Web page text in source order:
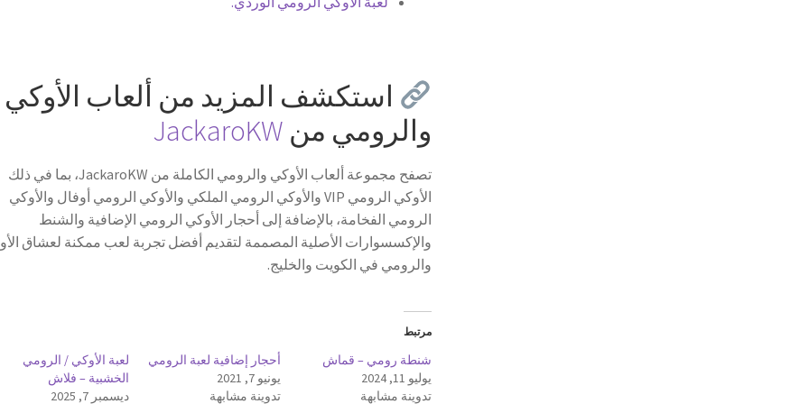
استكشف المزيد من ألعاب الأوكي
والرومي من JackaroKW
تصفح مجموعة ألعاب الأوكي والرومي الكاملة من JackaroKW، بما في ذلك
الأوكي الرومي VIP والأوكي الرومي الملكي والأوكي الرومي أوفال والأوكي
الرومي الفخامة، بالإضافة إلى أحجار الأوكي الرومي الإضافية والشنط
والإكسسوارات الأصلية المصممة لتقديم أفضل تجربة لعب ممكنة لعشاق
والرومي في الكويت والخليج.
مرتبط
شنطة رومي – قماش
يوليو 11, 2024
تدوينة مشابهة
أحجار إضافية لعبة الرومي
يونيو 7, 2021
تدوينة مشابهة
لعبة الأوكي / الرومي
الخشبية – فلاش
ديسمبر 7, 2025